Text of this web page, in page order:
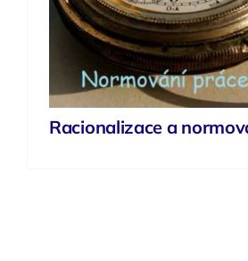
Racionalizace a